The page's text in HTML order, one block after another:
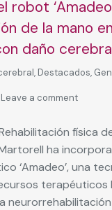
robot
de la mano en
daño
, Destacados,
Leave a comment
física
ha
‘Amadeo’, una
terapéuticos